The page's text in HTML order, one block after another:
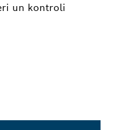
un kontroli